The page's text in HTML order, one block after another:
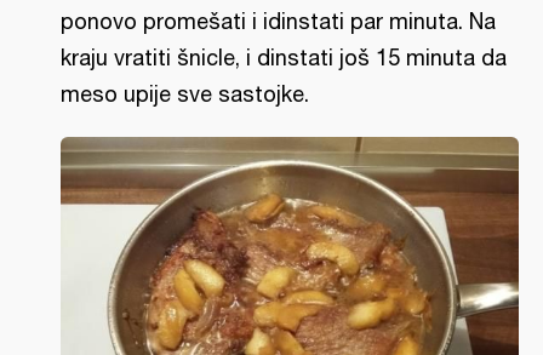
ponovo promešati i idinstati par minuta. Na
kraju vratiti šnicle, i dinstati još 15 minuta da
meso upije sve sastojke.